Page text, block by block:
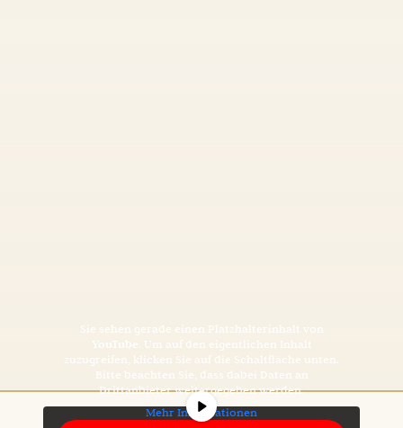
Sie sehen gerade einen Platzhalterinhalt von
YouTube. Um auf den eigentlichen Inhalt
zuzugreifen, klicken Sie auf die Schaltfläche unten.
Bitte beachten Sie, dass dabei Daten an
Drittanbieter weitergegeben werden.
Mehr Informationen